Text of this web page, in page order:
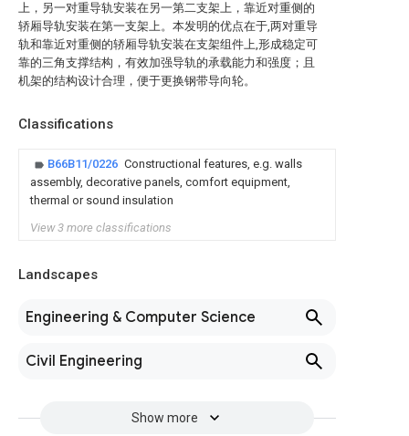
上，另一对重导轨安装在另一第二支架上，靠近对重侧的
轿厢导轨安装在第一支架上。本发明的优点在于,两对重导
轨和靠近对重侧的轿厢导轨安装在支架组件上,形成稳定可
靠的三角支撑结构，有效加强导轨的承载能力和强度；且
机架的结构设计合理，便于更换钢带导向轮。
Classifications
B66B11/0226 Constructional features, e.g. walls
assembly, decorative panels, comfort equipment,
thermal or sound insulation
View 3 more classifications
Landscapes
Engineering & Computer Science
Civil Engineering
Show more